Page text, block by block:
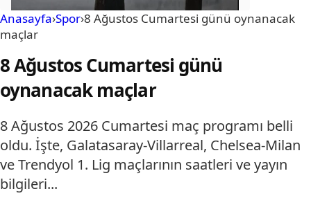
Anasayfa›Spor›8 Ağustos Cumartesi günü oynanacak
maçlar
8 Ağustos Cumartesi günü
oynanacak maçlar
8 Ağustos 2026 Cumartesi maç programı belli
oldu. İşte, Galatasaray-Villarreal, Chelsea-Milan
ve Trendyol 1. Lig maçlarının saatleri ve yayın
bilgileri...